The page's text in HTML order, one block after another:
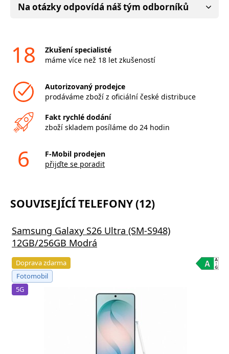
Na otázky odpovídá náš tým odborníků
18
Zkušení specialisté
máme více než 18 let zkušeností
Autorizovaný prodejce
prodáváme zboží z oficiální české distribuce
Fakt rychlé dodání
zboží skladem posíláme do 24 hodin
6
F-Mobil prodejen
přijďte se poradit
SOUVISEJÍCÍ TELEFONY (12)
Samsung Galaxy S26 Ultra (SM-S948)
12GB/256GB Modrá
Doprava zdarma
Fotomobil
5G